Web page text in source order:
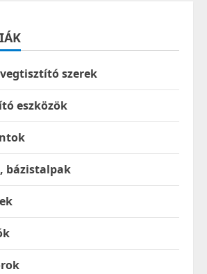
szerek
eszközök
bázistalpak